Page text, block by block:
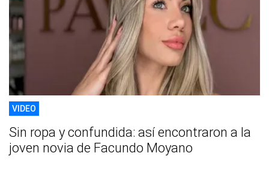
VIDEO
Sin ropa y confundida: así encontraron a la
joven novia de Facundo Moyano